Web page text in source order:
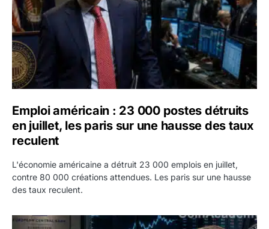
Emploi américain : 23 000 postes détruits
en juillet, les paris sur une hausse des taux
reculent
L'économie américaine a détruit 23 000 emplois en juillet,
contre 80 000 créations attendues. Les paris sur une hausse
des taux reculent.
Yen : Washington a vendu des euros sans prévenir la